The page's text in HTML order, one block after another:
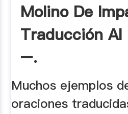
Molino De
Traducción Al
–.
Muchos ejemplos
oraciones